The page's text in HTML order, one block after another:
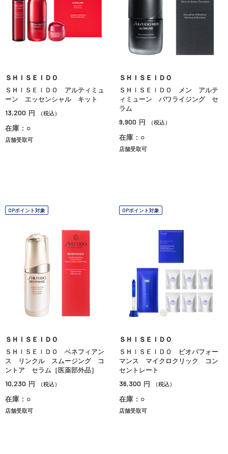
ＳＨＩＳＥＩＤＯ
ＳＨＩＳＥＩＤＯ アルティミュ
ーン エッセンシャル キット
13,200 円 （税込）
在庫：○
店舗受取可
ＳＨＩＳＥＩＤＯ
ＳＨＩＳＥＩＤＯ メン アルテ
ィミューン パワライジング セ
ラム
9,900 円 （税込）
在庫：○
店舗受取可
OPポイント対象
ＳＨＩＳＥＩＤＯ
ＳＨＩＳＥＩＤＯ ベネフィアン
ス リンクル スムージング コ
ントア セラム［医薬部外品］
10,230 円 （税込）
在庫：○
店舗受取可
OPポイント対象
ＳＨＩＳＥＩＤＯ
ＳＨＩＳＥＩＤＯ ビオパフォー
マンス マイクロクリック コン
セントレート
36,300 円 （税込）
在庫：○
店舗受取可